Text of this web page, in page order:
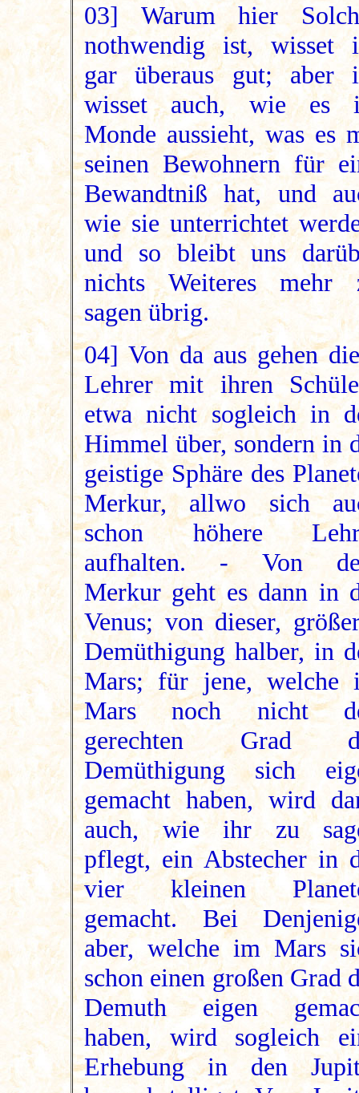
03] Warum hier
nothwendig ist, wisset
gar überaus gut; aber
wisset auch, wie es
Monde aussieht, was es
seinen Bewohnern für
Bewandtniß hat, und
wie sie unterrichtet
und so bleibt uns
nichts Weiteres mehr
sagen übrig.
04] Von da aus gehen
Lehrer mit ihren
etwa nicht sogleich in
Himmel über, sondern in
geistige Sphäre des
Merkur, allwo sich
schon höhere
aufhalten. - Von
Merkur geht es dann in
Venus; von dieser,
Demüthigung halber, in
Mars; für jene, welche
Mars noch nicht
gerechten Grad
Demüthigung sich
gemacht haben, wird
auch, wie ihr zu
pflegt, ein Abstecher in
vier kleinen
gemacht. Bei
aber, welche im Mars
schon einen großen Grad
Demuth eigen
haben, wird sogleich
Erhebung in den